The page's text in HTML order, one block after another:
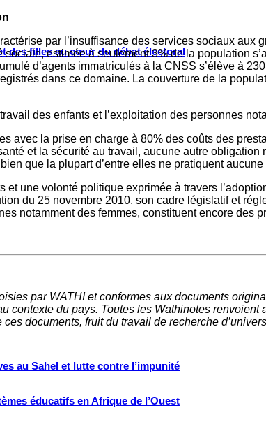
des filles au cœur du débat électoral
au Sahel et lutte contre l’impunité
éducatifs en Afrique de l’Ouest
par l’insuffisance des services sociaux
estimée à seulement 3% de la population
d’agents immatriculés à la CNSS s’élève à
dans ce domaine. La couverture de la
des enfants et l’exploitation des personnes
avec la prise en charge à 80% des coûts des
et la sécurité au travail, aucune autre
que la plupart d’entre elles ne pratiquent
et une volonté politique exprimée à travers
du 25 novembre 2010, son cadre législatif et
notamment des femmes, constituent encore des
par WATHI et conformes aux documents
contexte du pays. Toutes les Wathinotes
documents, fruit du travail de recherche d’